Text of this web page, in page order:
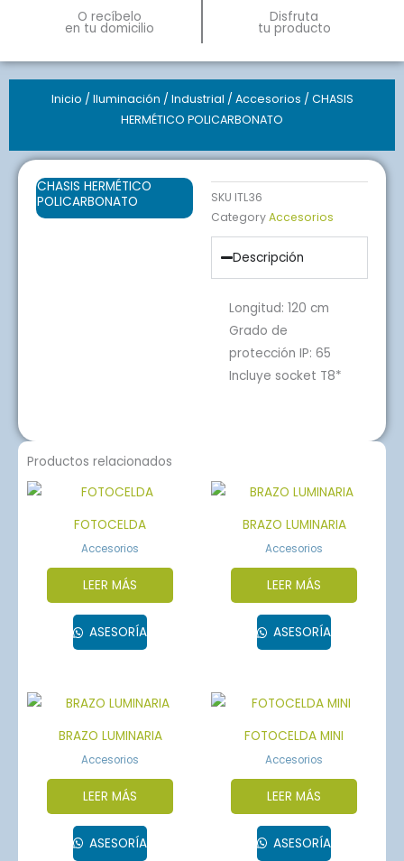
O recíbelo
en tu domicilio
Disfruta
tu producto
Inicio / Iluminación / Industrial / Accesorios / CHASIS
HERMÉTICO POLICARBONATO
CHASIS HERMÉTICO
POLICARBONATO
SKU ITL36
CategoryAccesorios
Descripción
Longitud: 120 cm
Grado de
protección IP: 65
Incluye socket T8*
Productos relacionados
FOTOCELDA
Accesorios
LEER MÁS
ASESORÍA
BRAZO LUMINARIA
Accesorios
LEER MÁS
ASESORÍA
BRAZO LUMINARIA
Accesorios
LEER MÁS
ASESORÍA
FOTOCELDA MINI
Accesorios
LEER MÁS
ASESORÍA